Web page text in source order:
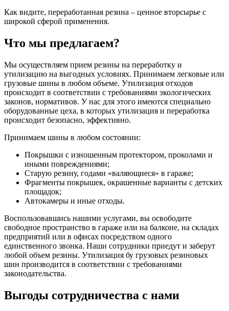
Как видите, переработанная резина – ценное вторсырье с
широкой сферой применения.
Что мы предлагаем?
Мы осуществляем прием резины на переработку и
утилизацию на выгодных условиях. Принимаем легковые или
грузовые шины в любом объеме. Утилизация отходов
происходит в соответствии с требованиями экологических
законов, нормативов. У нас для этого имеются специально
оборудованные цеха, в которых утилизация и переработка
происходит безопасно, эффективно.
Принимаем шины в любом состоянии:
Покрышки с изношенным протектором, проколами и
иными повреждениями;
Старую резину, годами «валяющиеся» в гараже;
Фрагменты покрышек, окрашенные варианты с детских
площадок;
Автокамеры и иные отходы.
Воспользовавшись нашими услугами, вы освободите
свободное пространство в гараже или на балконе, на складах
предприятий или в офисах посредством одного
единственного звонка. Наши сотрудники приедут и заберут
любой объем резины. Утилизация бу грузовых резиновых
шин производится в соответствии с требованиями
законодательства.
Выгоды сотрудничества с нами